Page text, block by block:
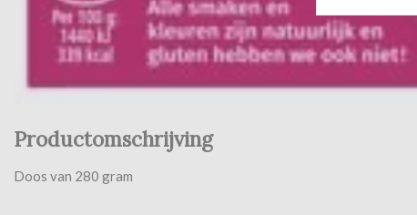
Productomschrijving
Doos van 280 gram